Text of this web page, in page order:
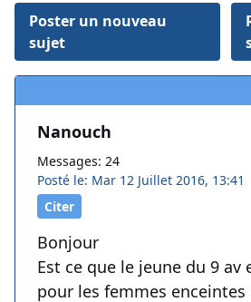
Poster un nouveau
sujet
Nanouch
Messages: 24
Posté le: Mar 12 Juillet 2016, 13:41
Citer
Bonjour
Est ce que le jeune du 9
pour les femmes